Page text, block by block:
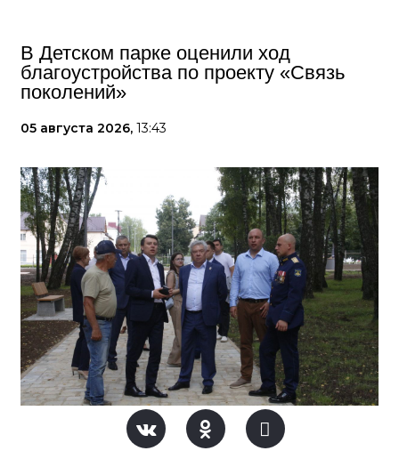
В Детском парке оценили ход
благоустройства по проекту «Связь
поколений»
05 августа 2026, 13:43